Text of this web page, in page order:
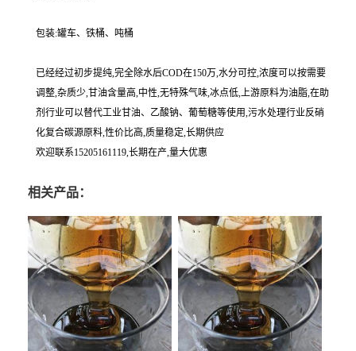
包装:罐车、铁桶、吨桶
已经经过初步提纯,完全除水后COD在150万,水分可控,浓度可以按需要
调整,杂质少,甘油含量高,中性,无特殊气味,冰点低,上游原料为油脂,在助
剂行业可以替代工业甘油、乙酸钠、葡萄糖等使用,污水处理行业反硝
化复合碳源原料,性价比高,质量稳定,长期供应
欢迎联系15205161119,长期在产,量大优惠
相关产品：